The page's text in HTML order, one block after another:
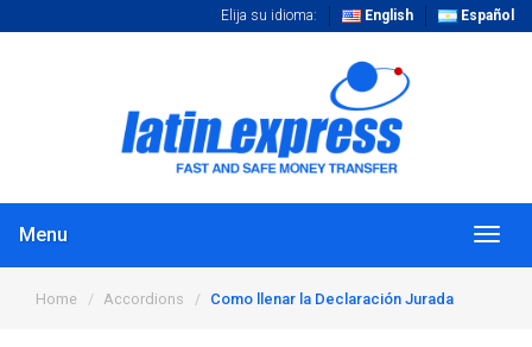
Elija su idioma: English Español
Menu
Home Accordions Como llenar la Declaración Jurada